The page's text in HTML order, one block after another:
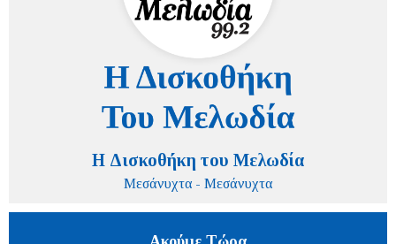
Η Δισκοθήκη του Μελωδία
Μεσάνυχτα - Μεσάνυχτα